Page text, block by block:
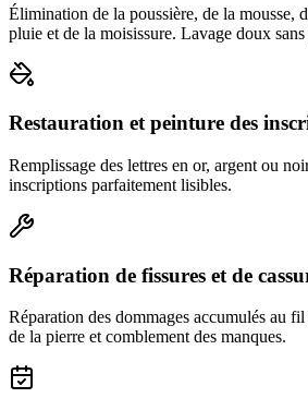
Élimination de la poussière, de la mousse,
pluie et de la moisissure. Lavage doux
Restauration et peinture des
Remplissage des lettres en or, argent ou
inscriptions parfaitement lisibles.
Réparation de fissures et de
Réparation des dommages accumulés au
de la pierre et comblement des manques.